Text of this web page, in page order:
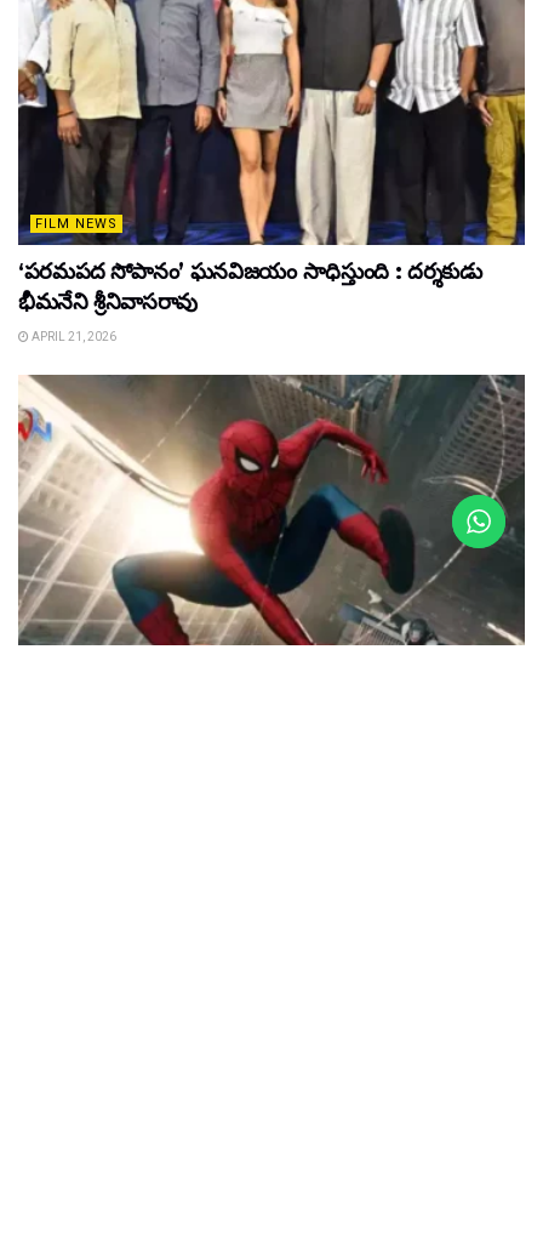
FILM NEWS
‘పరమపద సోపానం’ ఘనవిజయం సాధిస్తుంది : దర్శకుడు
భీమనేని శ్రీనివాసరావు
APRIL 21, 2026